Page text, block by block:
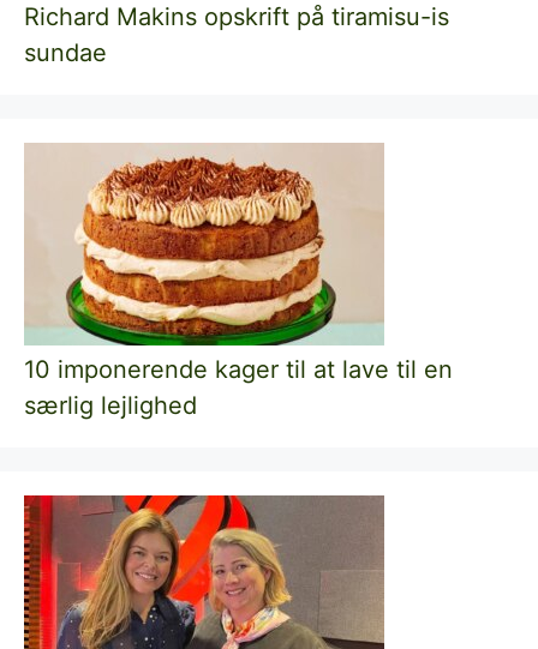
Richard Makins opskrift på tiramisu-is
sundae
10 imponerende kager til at lave til en
særlig lejlighed